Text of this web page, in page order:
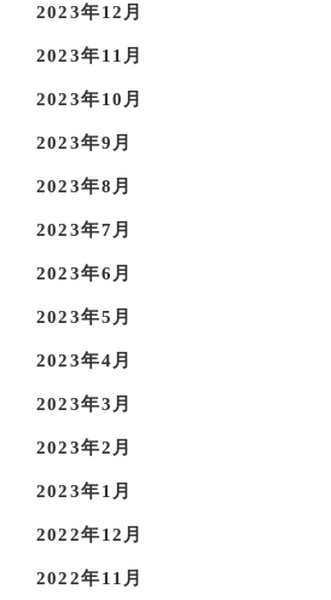
2023年12月
2023年11月
2023年10月
2023年9月
2023年8月
2023年7月
2023年6月
2023年5月
2023年4月
2023年3月
2023年2月
2023年1月
2022年12月
2022年11月